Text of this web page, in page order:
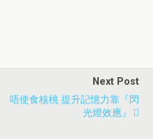
Next Post
唔使食核桃 提升記憶力靠『閃
光燈效應』